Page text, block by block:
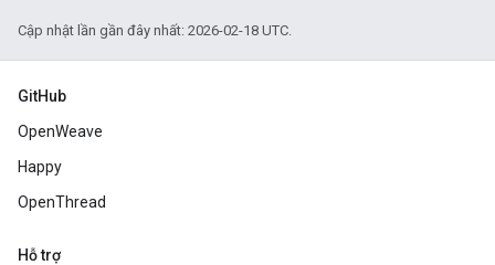
Cập nhật lần gần đây nhất: 2026-02-18 UTC.
GitHub
OpenWeave
Happy
OpenThread
Hỗ trợ